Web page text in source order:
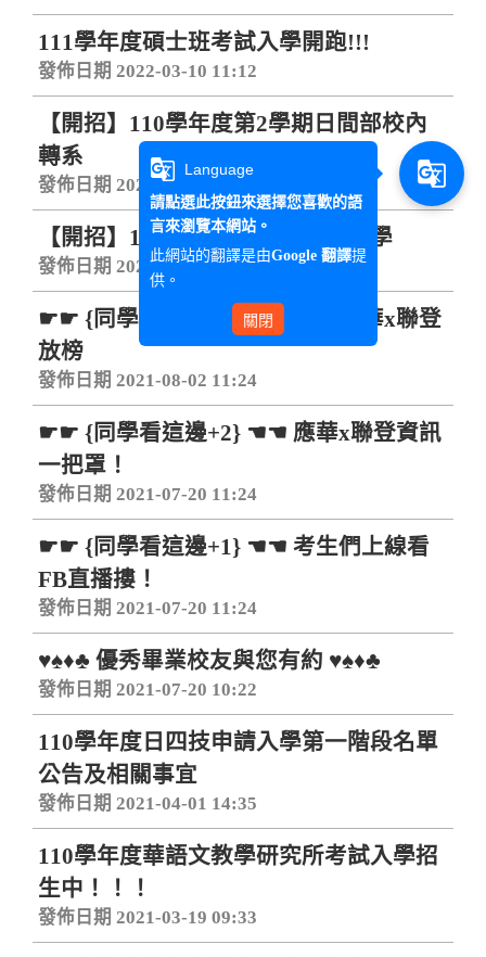
111學年度碩士班考試入學開跑!!!
發佈日期 2022-03-10 11:12
【開招】110學年度第2學期日間部校內
轉系
發佈日期 2021-10-29 10:22
【開招】111學年度碩士班甄試入學
發佈日期 2021-10-21 15:46
☛☛ {同學看這邊+3} ☚☚ 文藻應華x聯登
放榜
發佈日期 2021-08-02 11:24
☛☛ {同學看這邊+2} ☚☚ 應華x聯登資訊
一把罩！
發佈日期 2021-07-20 11:24
☛☛ {同學看這邊+1} ☚☚ 考生們上線看
FB直播摟！
發佈日期 2021-07-20 11:24
♥♠♦♣ 優秀畢業校友與您有約 ♥♠♦♣
發佈日期 2021-07-20 10:22
110學年度日四技申請入學第一階段名單
公告及相關事宜
發佈日期 2021-04-01 14:35
110學年度華語文教學研究所考試入學招
生中！！！
發佈日期 2021-03-19 09:33
g_translate Language
請點選此按鈕來選擇您喜歡的語
言來瀏覽本網站。
此網站的翻譯是由Google 翻譯提
供。
關閉
g_translate